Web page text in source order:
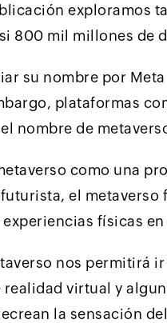
exploramos
800 mil millones de
su nombre por
plataformas
nombre de
como una
el
físicas
nos permitirá
realidad virtual y
la sensación